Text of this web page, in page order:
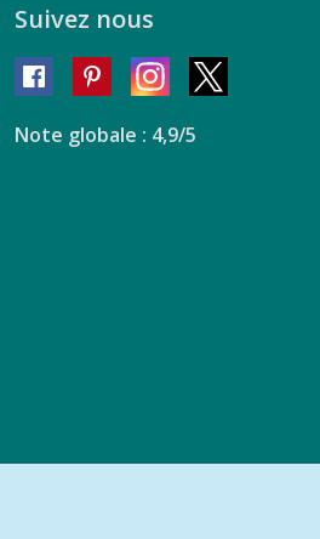
Suivez nous
Note globale : 4,9/5